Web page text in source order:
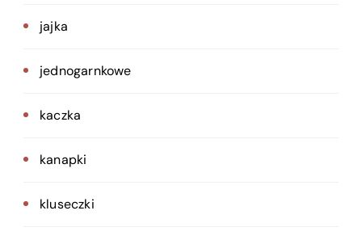
jajka
jednogarnkowe
kaczka
kanapki
kluseczki